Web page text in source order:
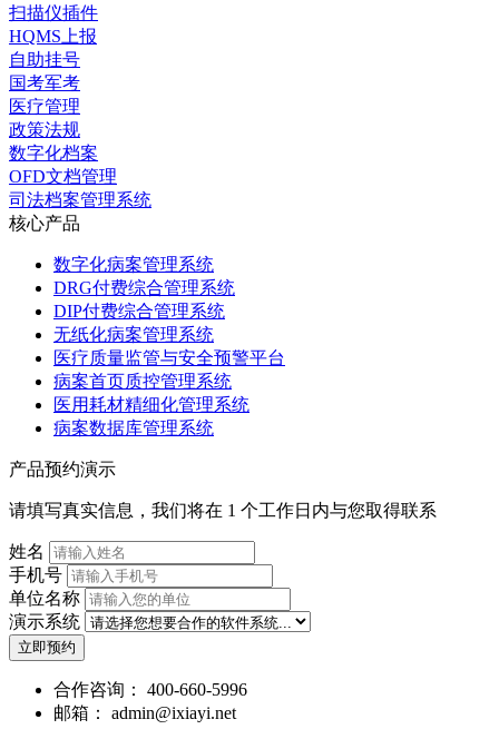
扫描仪插件
HQMS上报
自助挂号
国考军考
医疗管理
政策法规
数字化档案
OFD文档管理
司法档案管理系统
核心产品
数字化病案管理系统
DRG付费综合管理系统
DIP付费综合管理系统
无纸化病案管理系统
医疗质量监管与安全预警平台
病案首页质控管理系统
医用耗材精细化管理系统
病案数据库管理系统
产品预约演示
请填写真实信息，我们将在 1 个工作日内与您取得联系
姓名
手机号
单位名称
演示系统
立即预约
合作咨询： 400-660-5996
邮箱： admin@ixiayi.net